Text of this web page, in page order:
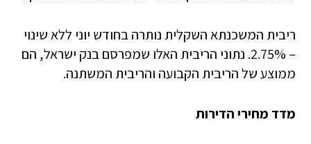
ריבית המשכנתא השקלית נותרה בחודש יוני ללא שינוי
– 2.75%. נתוני הריבית האלו שמפרסם בנק ישראל, הם
ממוצע של הריבית הקבועה והריבית המשתנה.
מדד מחירי הדירות